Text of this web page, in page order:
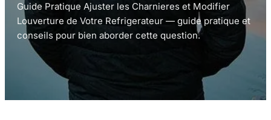
Guide Pratique Ajuster les Charnieres et Modifier
Louverture de Votre Refrigerateur — guide pratique et
conseils pour bien aborder cette question.